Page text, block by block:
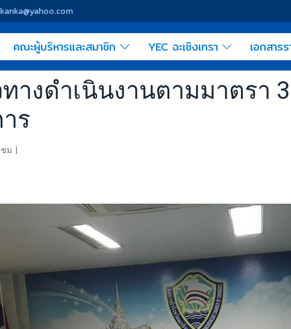
คณะผู้บริหารและสมาชิก YEC ฉะเชิงเทรา เอกสาร
างดำเนินงานตามมาตรา
ร
ม